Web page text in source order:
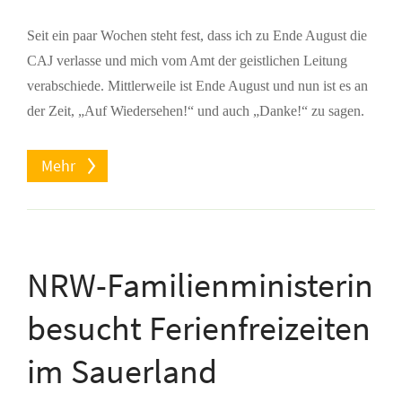
Seit ein paar Wochen steht fest, dass ich zu Ende August die
CAJ verlasse und mich vom Amt der geistlichen Leitung
verabschiede. Mittlerweile ist Ende August und nun ist es an
der Zeit, „Auf Wiedersehen!“ und auch „Danke!“ zu sagen.
Mehr
NRW-Familienministerin
besucht Ferienfreizeiten
im Sauerland